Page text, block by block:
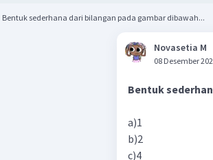
Bentuk sederhana dari bilangan pada gambar dibawah...
Novasetia M
08 Desember
Bentuk
a)1
b)2
c)4